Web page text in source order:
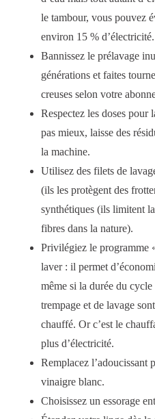
le tambour, vous pouvez
environ 15 % d’électricité.
Bannissez le prélavage
générations et faites
creuses selon votre
Respectez les doses pour
pas mieux, laisse des
la machine.
Utilisez des filets de
(ils les protègent des
synthétiques (ils limitent
fibres dans la nature).
Privilégiez le programme
laver : il permet
même si la durée du
trempage et de lavage
chauffé. Or c’est le
plus d’électricité.
Remplacez l’adoucissant
vinaigre blanc.
Choisissez un essorage